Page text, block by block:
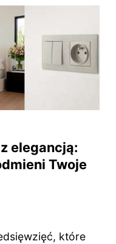
elegancją:
Twoje
które